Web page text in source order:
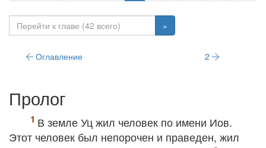
»
Оглавление 2
Пролог
В земле Уц жил человек по имени Иов.
Этот человек был непорочен и праведен, жил